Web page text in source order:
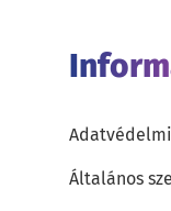
Általános